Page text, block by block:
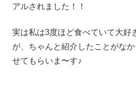
アルされました！！
実は私は3度ほど食べていて大好
が、ちゃんと紹介したことがな
せてもらいま〜す♪